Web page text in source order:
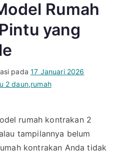
Rumah
yang
pada17 Januari 2026
2 daun,rumah
rumah kontrakan 2
tampilannya belum
kontrakan Anda tidak